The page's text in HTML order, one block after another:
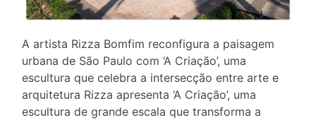
A artista Rizza Bomfim reconfigura a paisagem
urbana de São Paulo com ‘A Criação’, uma
escultura que celebra a intersecção entre arte e
arquitetura Rizza apresenta ‘A Criação’, uma
escultura de grande escala que transforma a